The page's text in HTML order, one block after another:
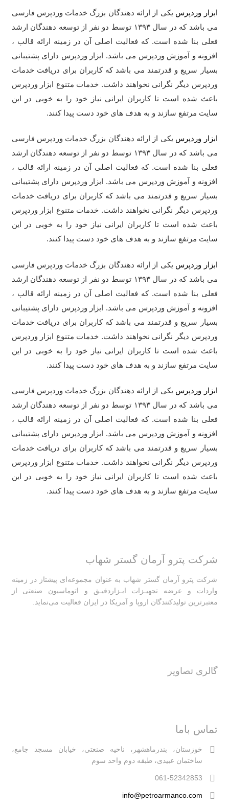
ابزار وردپرس یکی از ارائه دهندگان بزرگ خدمات وردپرس فارسی
می باشد که در سال ۱۳۹۳ توسط دو نفر از توسعه دهندگان ارشد
فعلی بنا شده است. که فعالیت اصلی آن در زمینه ارائه قالب ،
افزونه و آموزش وردپرس می باشد. ابزار وردپرس دارای پشتیبانی
بسیار سریع و قدرتمند می باشد که کاربران برای دریافت خدمات
وردپرس دیگر نگرانی نخواهند داشت. خدمات متنوع ابزار وردپرس
باعث شده است تا کاربران ایرانی نیاز خود را به خوبی در این
سایت مرتفع سازند و به هدف های خود دست پیدا کنند.
ابزار وردپرس یکی از ارائه دهندگان بزرگ خدمات وردپرس فارسی
می باشد که در سال ۱۳۹۳ توسط دو نفر از توسعه دهندگان ارشد
فعلی بنا شده است. که فعالیت اصلی آن در زمینه ارائه قالب ،
افزونه و آموزش وردپرس می باشد. ابزار وردپرس دارای پشتیبانی
بسیار سریع و قدرتمند می باشد که کاربران برای دریافت خدمات
وردپرس دیگر نگرانی نخواهند داشت. خدمات متنوع ابزار وردپرس
باعث شده است تا کاربران ایرانی نیاز خود را به خوبی در این
سایت مرتفع سازند و به هدف های خود دست پیدا کنند.
ابزار وردپرس یکی از ارائه دهندگان بزرگ خدمات وردپرس فارسی
می باشد که در سال ۱۳۹۳ توسط دو نفر از توسعه دهندگان ارشد
فعلی بنا شده است. که فعالیت اصلی آن در زمینه ارائه قالب ،
افزونه و آموزش وردپرس می باشد. ابزار وردپرس دارای پشتیبانی
بسیار سریع و قدرتمند می باشد که کاربران برای دریافت خدمات
وردپرس دیگر نگرانی نخواهند داشت. خدمات متنوع ابزار وردپرس
باعث شده است تا کاربران ایرانی نیاز خود را به خوبی در این
سایت مرتفع سازند و به هدف های خود دست پیدا کنند.
ابزار وردپرس یکی از ارائه دهندگان بزرگ خدمات وردپرس فارسی
می باشد که در سال ۱۳۹۳ توسط دو نفر از توسعه دهندگان ارشد
فعلی بنا شده است. که فعالیت اصلی آن در زمینه ارائه قالب ،
افزونه و آموزش وردپرس می باشد. ابزار وردپرس دارای پشتیبانی
بسیار سریع و قدرتمند می باشد که کاربران برای دریافت خدمات
وردپرس دیگر نگرانی نخواهند داشت. خدمات متنوع ابزار وردپرس
باعث شده است تا کاربران ایرانی نیاز خود را به خوبی در این
سایت مرتفع سازند و به هدف های خود دست پیدا کنند.
شرکت پترو آرمان گستر شهاب
شرکت پترو آرمان گستر شهاب به عنوان مجموعه‌ای پیشتاز در زمینه
واردات و عرضه تجهیـزات ابـزاردقیـق و اتوماسیون صنعتی از
معتبرترین تولیدکنندگان اروپا و آمریکا در ایران فعالیت‌‌ می‌نماید.
گالری تصاویر
تماس باما
خوزستان، بندرماهشهر، ناحیه صنعتی، خیابان مسجد جامع،
ساختمان عبیدی، طبقه دوم واحد سوم
061-52342853
info@petroarmanco.com